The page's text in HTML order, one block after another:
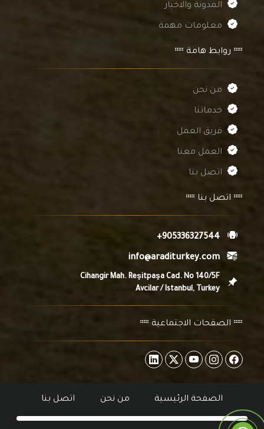
المدونة والاخبار
معلومات مهمة
روابط هامة
من نحن
خدماتنا
فريق العمل
العمل معنا
اتصل بنا
اتصل بنا
+905336327544
info@araditurkey.com
Cihangir Mah. Reşitpaşa Cad. No 140/5F
Avcilar / Istanbul, Turkey
الصفحات الاجتماعية
الصفحة الرئيسية من نحن اتصل بنا